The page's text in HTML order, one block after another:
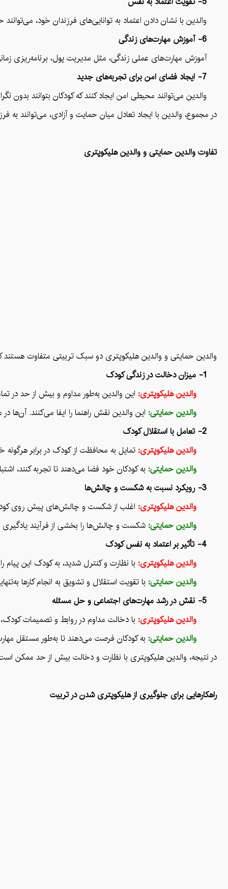
والدین با نشان دادن اعتماد به توانایی‌های فرزندان خود،
آموزش مهارت‌های عملی زندگی، مثل مدیریت پول، برنامه‌ریزی
والدین می‌توانند محیطی امن ایجاد کنند که کودکان بتوانند
در مجموع، والدین با ایجاد تعادل میان حمایت و آزادی، می‌توانند
تفاوت والدین حمایتی و والدین هلیکوپتری
والدین حمایتی و والدین هلیکوپتری دو سبک تربیتی متفاوت هستند
والدین هلیکوپتری: این والدین به‌طور مداوم و بیش از حد در
والدین حمایتی: این والدین نقش راهنما را ایفا می‌کنند.
والدین هلیکوپتری: تمایل به محافظت از کودک در برابر
والدین حمایتی: به کودکان خود فضا می‌دهند تا تجربه کنند،
والدین هلیکوپتری: اغلب از شکست و چالش‌های پیش روی کودک
والدین حمایتی: شکست و چالش‌ها را بخشی از فرآیند یادگیری
والدین هلیکوپتری: با نظارت و کنترل شدید، به کودک این
والدین حمایتی: با تقویت استقلال و تشویق به انجام کارها
والدین هلیکوپتری: با دخالت مداوم در روابط و تصمیمات
والدین حمایتی: به کودکان فرصت می‌دهند تا به‌طور مستقل
در نتیجه، والدین هلیکوپتری با نظارت و دخالت بیش از حد ممکن است
راهکارهایی برای جلوگیری از هلیکوپتری شدن در تربیت